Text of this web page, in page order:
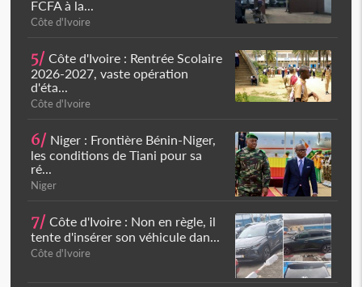
FCFA à la...
Côte d'Ivoire
5/ Côte d'Ivoire : Rentrée Scolaire
2026-2027, vaste opération
d'éta...
Côte d'Ivoire
6/ Niger : Frontière Bénin-Niger,
les conditions de Tiani pour sa
ré...
Niger
7/ Côte d'Ivoire : Non en règle, il
tente d'insérer son véhicule dan...
Côte d'Ivoire